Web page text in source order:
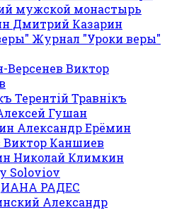
мужской монастырь
Дмитрий Казарин
Журнал "Уроки веры"
Виктор
Терентiй Травнiкъ
Гушан
Александр Ерёмин
Виктор Каншиев
Николай Климкин
Soloviov
РАДЕС
Александр